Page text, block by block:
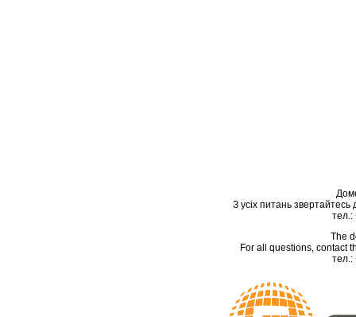
З усіх питань звертайтесь
тел.:
The
For all questions, contact
тел.: